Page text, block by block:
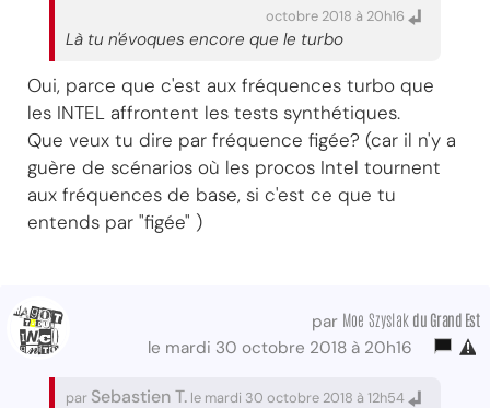
octobre 2018 à 20h16
Là tu n'évoques encore que le turbo
Oui, parce que c'est aux fréquences turbo que
les INTEL affrontent les tests synthétiques.
Que veux tu dire par fréquence figée? (car il n'y a
guère de scénarios où les procos Intel tournent
aux fréquences de base, si c'est ce que tu
entends par "figée" )
par Moe Szyslak du Grand Est
le mardi 30 octobre 2018 à 20h16
par Sebastien T. le mardi 30 octobre 2018 à 12h54